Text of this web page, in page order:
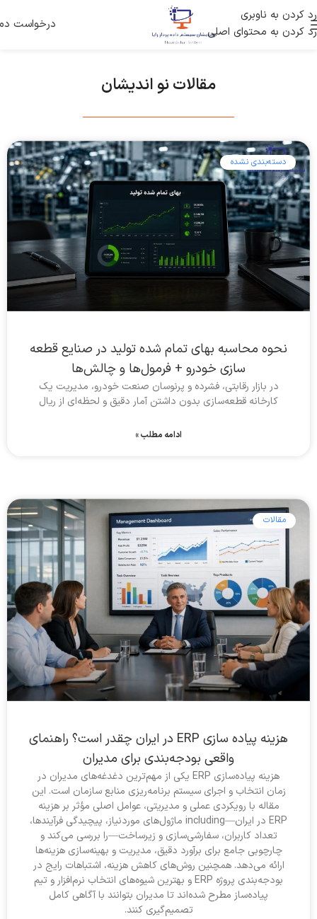
رد کردن به ناوبری
رد کردن به محتوای اصلی
درخواست
مقالات نو اندیشان
دسته‌بندی نشده
نحوه محاسبه بهای تمام شده تولید در صنایع قطعه
سازی خودرو + فرمول‌ها و چالش‌ها
در بازار رقابتی، فشرده و پرنوسان صنعت خودرو، مدیریت یک
کارخانه قطعه‌سازی بدون داشتن آمار دقیق و لحظه‌ای از ریال
ادامه مطلب »
مقالات
هزینه پیاده سازی ERP در ایران چقدر است؟ راهنمای
واقعی بودجه‌بندی برای مدیران
هزینه پیاده‌سازی ERP یکی از مهم‌ترین دغدغه‌های مدیران در
زمان انتخاب و اجرای سیستم برنامه‌ریزی منابع سازمان است. این
مقاله با رویکردی عملی و مدیریتی، عوامل اصلی مؤثر بر هزینه
ERP در ایران—including ماژول‌های موردنیاز، پیچیدگی فرآیندها،
تعداد کاربران، سفارشی‌سازی و زیرساخت—را بررسی می‌کند و
چارچوبی جامع برای برآورد دقیق، مدیریت و بهینه‌سازی هزینه‌ها
ارائه می‌دهد. همچنین روش‌های کاهش هزینه، اشتباهات رایج در
بودجه‌بندی پروژه ERP و بهترین شیوه‌های انتخاب نرم‌افزار و تیم
پیاده‌ساز مطرح شده‌اند تا مدیران بتوانند با آگاهی کامل
تصمیم‌گیری کنند.